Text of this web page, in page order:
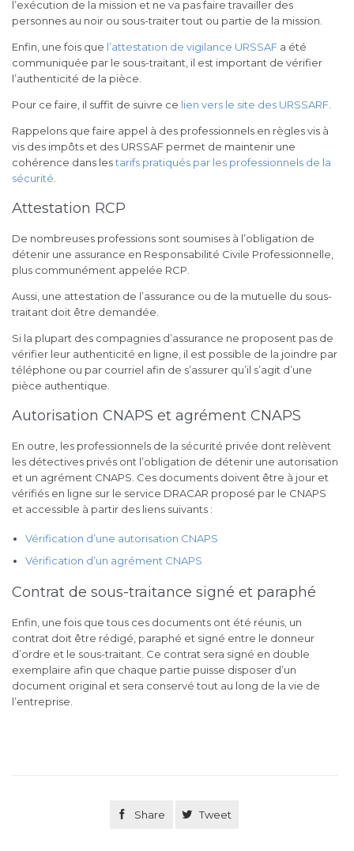
l’exécution de la mission et ne va pas faire travailler des
personnes au noir ou sous-traiter tout ou partie de la mission.
Enfin, une fois que l’attestation de vigilance URSSAF a été
communiquée par le sous-traitant, il est important de vérifier
l’authenticité de la pièce.
Pour ce faire, il suffit de suivre ce lien vers le site des URSSARF.
Rappelons que faire appel à des professionnels en règles vis à
vis des impôts et des URSSAF permet de maintenir une
cohérence dans lestarifs pratiqués par les professionnels de la
sécurité.
Attestation RCP
De nombreuses professions sont soumises à l’obligation de
détenir une assurance en Responsabilité Civile Professionnelle,
plus communément appelée RCP.
Aussi, une attestation de l’assurance ou de la mutuelle du sous-
traitant doit être demandée.
Si la plupart des compagnies d’assurance ne proposent pas de
vérifier leur authenticité en ligne, il est possible de la joindre par
téléphone ou par courriel afin de s’assurer qu’il s’agit d’une
pièce authentique.
Autorisation CNAPS et agrément CNAPS
En outre, les professionnels de la sécurité privée dont relèvent
les détectives privés ont l’obligation de détenir une autorisation
et un agrément CNAPS. Ces documents doivent être à jour et
vérifiés en ligne sur le service DRACAR proposé par le CNAPS
et accessible à partir des liens suivants :
Vérification d’une autorisation CNAPS
Vérification d’un agrément CNAPS
Contrat de sous-traitance signé et paraphé
Enfin, une fois que tous ces documents ont été réunis, un
contrat doit être rédigé, paraphé et signé entre le donneur
d’ordre et le sous-traitant. Ce contrat sera signé en double
exemplaire afin que chaque partie puisse disposer d’un
document original et sera conservé tout au long de la vie de
l’entreprise.
 Share  Tweet